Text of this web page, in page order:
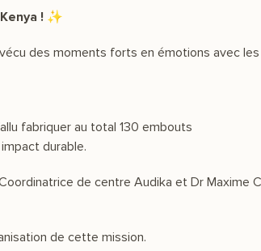
! ✨
des moments forts en émotions avec
fabriquer au total 130 embouts
durable.
de centre Audika et Dr Maxime
de cette mission.